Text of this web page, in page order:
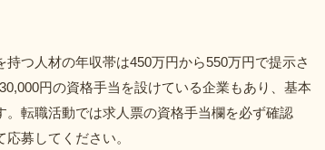
つ人材の年収帯は450万円から550万円で提示さ
円の資格手当を設けている企業もあり、基本
転職活動では求人票の資格手当欄を必ず確認
募してください。